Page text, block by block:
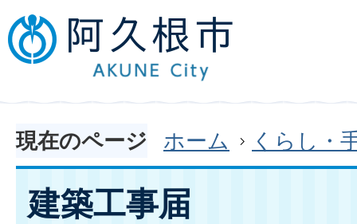
現在のページ ホーム くらし・
建築工事届